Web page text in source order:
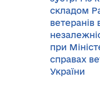
складом
ветеранів
при
справах
України